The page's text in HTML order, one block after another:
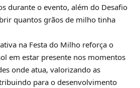
durante o evento, além do Desafio
quantos grãos de milho tinha
na Festa do Milho reforça o
em estar presente nos momentos
onde atua, valorizando as
para o desenvolvimento